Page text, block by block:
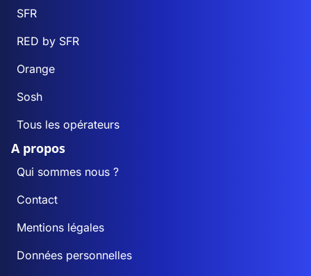
SFR
RED by SFR
Orange
Sosh
Tous les opérateurs
A propos
Qui sommes nous ?
Contact
Mentions légales
Données personnelles